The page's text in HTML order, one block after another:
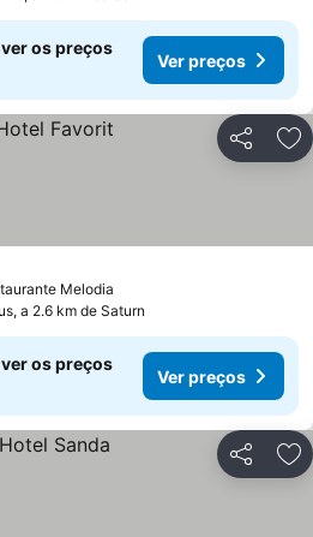
os preços
Ver preços
Partilhar
Melodia
a 2.6 km de Saturn
os preços
Ver preços
Partilhar